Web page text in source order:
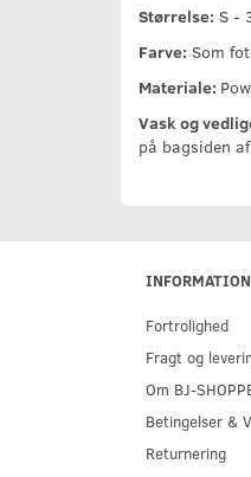
Størrelse: S -
Farve: Som
Materiale:
Vask og
på bagsiden
Fortrolighed
Fragt og
Om BJ-
Betingelser &
Returnering